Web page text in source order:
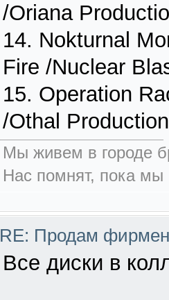
/Oriana
14. Nokturnal
Fire /Nuclear
15. Operation
/Othal
Мы живем в городе
Нас помнят, пока
RE: Продам
Все диски в